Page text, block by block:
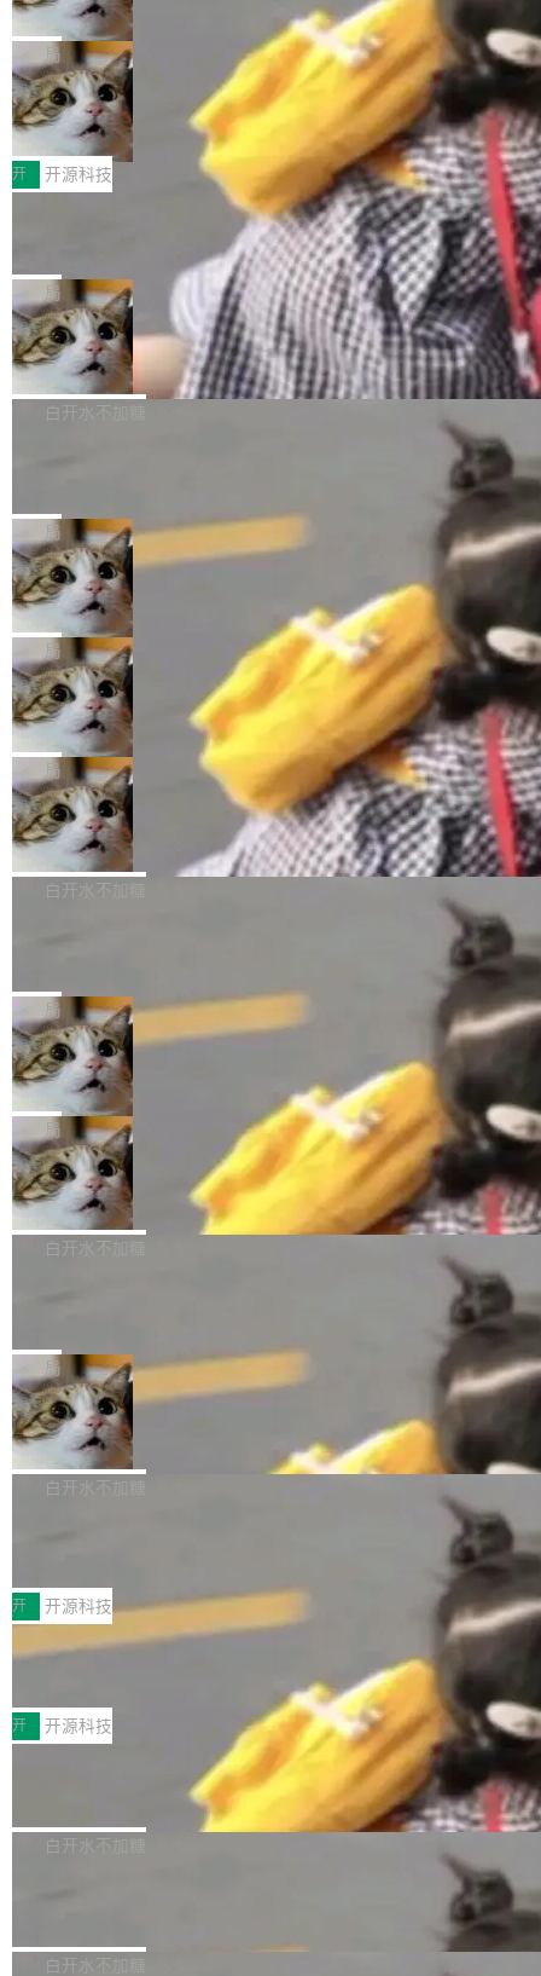
（<a href="https://bugzilla.mozilla.org/show_
bug.cgi?id=204...
orkers 跑了十年 Isolate。用 CEO Matthew Pri
nce 的话说：「我们一生都在用 Isolate 运行代
码，而 AI Agent 不需要容器，它们需要的是 Iso
late。」 容器为什么不合适 容器的问题在于启动
和销毁都太重了。一个 Agent 要执行的任务可能
只需要几毫秒的 CPU 时间，但容器从冷启动到
就绪要花数秒。如果未来有十...
诉讼，称“Apple is getting this wron
g”
上个月，苹果一纸诉状把 OpenAI 告上法庭，指
控其挖角苹果前员工并窃取商业秘密。苹果的诉
状把 OpenAI 描述成一个系统性地从前东家挖
人、套取机密信息的对手。 OpenAI 没发律师
函，也没选择庭外沉默。它在官网贴了一篇博
文，标题只有六个字：Apple is getting this wro
ng。 然后，它把邮件往来和 iMessage 聊天记
录全贴了出来。 他发错人了 苹果外部律师 Gabr
iel Gross 来自 Weil 律所，2 月 23 日下午 5:53
给 OpenAI 总法律顾问 Che Chang 发了封邮
件，附了一封长信，要求 OpenAI 配合调查前苹
果员工带走机密信...
局
HUAWEI MatePad Edge上架WorkBu
ddy鸿蒙PC版，说话就能干活的AI办公
搭子
全能AI工作台WorkBuddy鸿蒙PC版上架HUAWE
I MatePad Edge应用市场，直接下载即可使
用，与鸿蒙电脑上的体验一致。值得一提的是，
这是目前市面上唯一支持平板接入WorkBuddy P
C版的产品，搭载“人机双写”重磅功能——你写
你的，AI写AI的，同屏协作互不干扰。一句话让
AI帮你干活，现在开启全新体验！ 温馨提示：
体验WorkBuddy鸿蒙PC版前，请将 HUAWEI M
atePad Edge 升级至 HarmonyOS 6.1.0.135S
P9 patch03及以上版本。 *升级路径：设置 > 搜
开 开源科技
FFmpeg 9.0 发布：代号“Lei”，以此纪
全球知名开源多媒体框架 FFmpeg 今天正式发
布了 9.0 版本。这个版本除了带来新一代音视频
处理能力和硬件加速支持之外，还有一个特殊之
处：FFmpeg 9.0 的代号是“Lei”。 这个名字，
来自中国开发者雷霄骅（Lei Xiaohua）。 对于
很多中国音视频开发者而言，这个名字并不陌
“启蒙老师”。 而今年，恰好是雷霄骅离世十周
年。FFmpeg 社区最终选择用一个大版本的名
字，留下了这份纪念。 雷霄骅曾是中国传媒大学
数字电视技术方向的博士生，长期从事视频、音
频技...
局
亚马逊成本失控：AI 写代码烧掉 1215
万元，超预算 860%
外媒近日曝光了亚马逊的多份内部报告显示，AI
导致公司在多个项目上超支。《金融时报》报道
编写程序，目标是完成电商平台作者信息与商品
列表的数据匹配 —— 一项常规的数据处理任
务，最终却产生了 180 万美元的账单，实际支出
超出原定预算 860%。 更令人意外的是，该项目
最终并未成功落地，而高额算力消耗持续运行长
达 5 个月，公司直到财务对账时才察觉异常。这
意味着一个无人看管的 AI 程序，在近半年时间
里日夜不停地"烧钱"。 复盘显示，...
白开水不加糖
e CEO Clément Delangue 在 CNBC 的采访里
没有拐弯抹角。他说中国正在赢得 AI 竞赛，而
且按目前的速度，中国 AI 工具预计在今年底或
2027 年就能追上美国前沿实验室的水平。 Dela
ngue 把原因归结为一件事：开放协作。中国的
AI 开发者在一个共享和协作的生态里加速迭代，
而美国模型厂商在"闭门造车"。他的原话是 "buil
ding in silos"——各自为战，互不通气。 这个判
断从他嘴里说出来分量不同。Hugging Face 是
全球最大的开源 AI 平台，上面跑着上百万个模
型。谁在开源赛道上领先，...
局
当 AI agent 把源码变成了最好的扩展系
统，开发者工具必须开源
五年前，David Crawshaw 问过很多软件工程师
一个问题：你写过什么给自己用的程序？答案几
乎都是没有。工程师们整天用别人写的程序写程
序给别人用。偶尔有人自己写个博客系统、智能
家居控制、家庭实验室，都算稀奇事。 Crawsh
aw 是 Shelley 的作者，一个开源 AI coding age
nt。他最近在博客上写了一篇文章，核心论点很
简单：开发者工具必须开源。 理由不是传统的自
由软件情怀，而是一个跟 AI agent 直接相关的
技术判断。 两行 prompt 就能个性化任何软件 C
局
DeepSeek Harness 宣布内测邀请，全
网最大规模开源 Agent 路演现场诞生
一条内测招募帖，发出去的时候大概没人想到它
会变成一场开源 Agent 生态的路演。 8月1日，
DeepSeek Harness 团队负责人崔添翼（tiany
i）在 X 上发帖： 「如果你是 Agent Harness 相
关开源项目的开发者，希望参加 DeepSeek Har
ness 的内测，可以回复或私信联系我。请附上
Harness 负责把能力落到真实环境中——调用工
具、读写文件、管理上下文、处理错误、完成闭
环。崔添翼招人的标...
局
商汤 SenseNova U1.5-Lite-Preview
开源
商汤科技宣布面向社区开源轻量级统一多模态模
型的预览版本 SenseNova U1.5-Lite-Preview。
理解、推理、生成与编辑，还仅以 8B-MoT 的轻
量大小，将能力推进到4K、更精细的真实质感、
更复杂的视觉控制和可持续迭代编辑。 相比 U
1，U1.5-Lite-Preview 在以下方向上带来了显著
提升： 原生支持4K图像生成； 更精细的局部纹
理、细节与真实世界质感； 更准确的中英文文字
生成与复杂版式组织； 更稳定的图...
白开水不加糖
nap。这次是 hwctl——一个用来检查 Ubuntu
硬件认证状态的命令行工具。 Canonical 工程师
Alan Griffiths 在邮件列表中说得很直白：「hwc
tl 是一个 Ubuntu 专有的包，它和它的依赖项都
是 Ubuntu 专有的，不会用在其他发行版上。」
所以 deb 版本的受众实际上为零。既然只有 Ub
untu 用户在用，那用 snap 打包就没什么可纠结
的。 从 deb 到 snap 的迁移路径 hwctl 是 rust-
hwlib 硬件 API 库的一部分，命令行工具负责查
局
Dario Amodei 担心新人来 Anthropic
只为金钱，不为使命
顶级 AI 研究员在两家公司之间来回跳，中间只
隔了几天。 Lilian Weng 上周刚宣布因健康原因
离开 Thinking Machines Lab，说自己作为联合
创始人的角色「太累了」。几天后，The Inform
ation 就曝出她将重回 OpenAI，负责递归自我
改进方向的研究。她是 Thinking Machines 过
一在人才争夺战中失血的公司。六月，Google
连失两员大将：Noam Shazeer 去了 Op...
局
FFmpeg 9.0 发布
FFmpeg 9.0 现已发布，包含多项改进。官方更
新日志列出的 9.0 版本主要更新内容如下： 扩
er HE-AAC 960 解码 (DAB+) transpose_cuda
filter 添加 AMF Frame Rate Converter (vf_frc
_amf) filter SMPTE 2094-50 元数据支持和直
通 ProRes RAW VideoToolbox 硬件加速器 AP
V ...
白开水不加糖
Code 在 X 上发帖：「DeepSeek Flash did 8T
tokens on August 1st. 5T of free usage + 3T
on OpenCode Go.」79.8 万次浏览，连带着 #
DeepSeek一天消耗了8万亿# 上了微博热搜——
注意这是 OpenCode 一家的消耗。 OpenCode
不完。」5T 来自免费额度，3T 来自 Go...
局
NetBSD 11.0 正式发布
NetBSD 11.0 现已正式发布，这是 NetBSD 操
作系统的第十八个主要版本。 自 NetBSD 10.1
ve JH71XX 的设备，例如 VisionFive 2、PINE
64 STAR64，以及 QEMU。 增强了对 POSIX.1
-2024 和 C23 编程接口标准的兼容性。 compat
_linux(8) 增强了对 Linux 系统调用的支持，包
括 epoll（围绕 kqueue 实现）、POSIX 消息队
列、...
白开水不加糖
案
享会在上海举办。鸿蒙生态的全场景智慧营销平
台鲸鸿动能协同华为游戏中心，面向游戏行业开
发者及生态伙伴，系统呈现了平台在游戏领域的
完整能力版图——从IAP高价值用户的全周期经
营、到IAA游戏的“买变一体”正循环、再到联运与
广告协同的全链路经营闭环，以及面向全球市场
的出海增长布局。 华为终端云业务商业化销售负
责人在开场致辞中表示，游戏开发者的核心诉求
已不再是“多一个投放渠道”，而是一套能够持续
高质量游戏...
开 开源科技
技嘉X3D系列再添新成员 B850 AORU
面向AMD Ryzen X3D处理器玩家，技嘉X3D系
列主板阵容迎来新成员——B850 AORUS ELITE
X3D。作为面向主流高性能平台打造的全新主板
产品，B850 AORUS ELITE X3D延续技嘉在X3
D平台优化上的技术积累，旨在为游戏玩家带来
更稳定、更高效的装机选择。 B850 AORUS ELI
式2.0，可根据不同使用场景释放处理器潜力，
开 开源科技
Zadig v5.0 发布：AI 发布专员与 AI 审
我们团队这几天最大的卡点不是 AI 写得不够
好，是 AI 写得太好了。 好到审查排期从两天的
过 1528 名开发者，85% 说 AI 把瓶颈从写代码
白开水不加糖
数据库，有一个图形后端。作为一个原生的 Gra
白开水不加糖